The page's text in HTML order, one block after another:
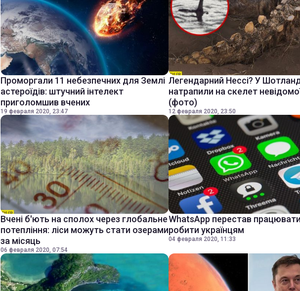
Проморгали 11 небезпечних для Землі
астероїдів: штучний інтелект
приголомшив вчених
19 февраля 2020, 23:47
Легендарний Нессі? У
натрапили на скелет
(фото)
12 февраля 2020, 23:50
Вчені б'ють на сполох через глобальне
потепління: ліси можуть стати озерами
за місяць
06 февраля 2020, 07:54
WhatsApp перестав
робити українцям
04 февраля 2020, 11:33